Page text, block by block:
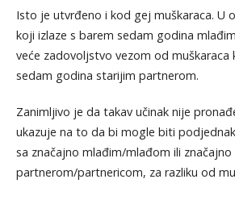
Isto je utvrđeno i kod gej muškaraca. U
koji izlaze s barem sedam godina
veće zadovoljstvo vezom od muškaraca
sedam godina starijim partnerom.
Zanimljivo je da takav učinak nije
ukazuje na to da bi mogle biti
sa značajno mlađim/mlađom ili
partnerom/partnericom, za razliku od